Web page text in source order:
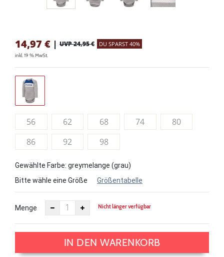
14,97 € | UVP 24,95 € DU SPARST 40%
inkl. 19 % MwSt.
56 62 68 74
80
86
92 98
Gewählte Farbe: greymelange (grau)
Bitte wähle eine Größe
Größentabelle
Menge Nicht länger verfügbar
IN DEN WARENKORB